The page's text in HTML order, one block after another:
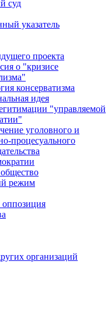
суд
указатель
проекта
о "кризисе
консерватизма
идея
"управляемой
уголовного и
процесуального
режим
организаций